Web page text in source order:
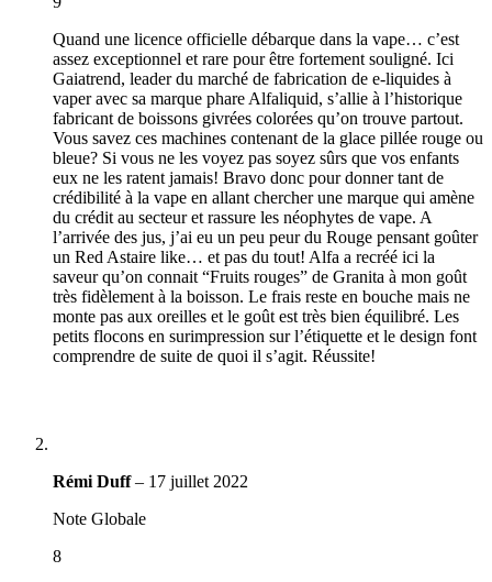
Quand une licence officielle débarque dans la vape… c’est
assez exceptionnel et rare pour être fortement souligné. Ici
Gaiatrend, leader du marché de fabrication de e-liquides à
vaper avec sa marque phare Alfaliquid, s’allie à l’historique
fabricant de boissons givrées colorées qu’on trouve partout.
Vous savez ces machines contenant de la glace pillée rouge ou
bleue? Si vous ne les voyez pas soyez sûrs que vos enfants
eux ne les ratent jamais! Bravo donc pour donner tant de
crédibilité à la vape en allant chercher une marque qui amène
du crédit au secteur et rassure les néophytes de vape. A
l’arrivée des jus, j’ai eu un peu peur du Rouge pensant goûter
un Red Astaire like… et pas du tout! Alfa a recréé ici la
saveur qu’on connait “Fruits rouges” de Granita à mon goût
très fidèlement à la boisson. Le frais reste en bouche mais ne
monte pas aux oreilles et le goût est très bien équilibré. Les
petits flocons en surimpression sur l’étiquette et le design font
comprendre de suite de quoi il s’agit. Réussite!
Rémi Duff– 17 juillet 2022
Note Globale
8